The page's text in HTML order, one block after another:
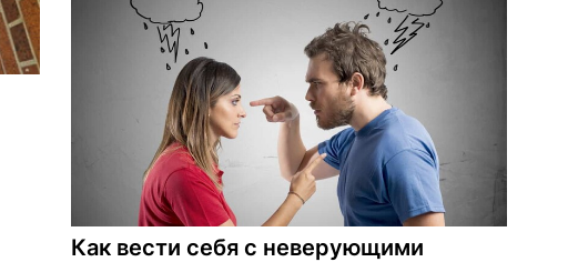
Как вести себя с неверующими